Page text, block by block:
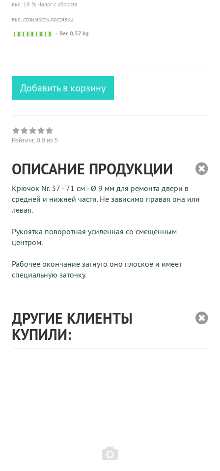
вкл. 19 % Налог с оборота
вкл. стоимость доставки
Sofort
Вес 0,57 kg
Добавить в корзину
Рейтинг: 0.0 из 5
ОПИСАНИЕ ПРОДУКЦИИ
Крючок Nr. 37 - 71 см - Ø 9 мм для ремонта двери в
средней и нижней части. Не зависимо правая она или
левая.
Рукоятка поворотная усиленная со смещённым
центром.
Рабочее окончание загнуто оно плоское и имеет
специальную заточку.
ДРУГИЕ КЛИЕНТЫ
КУПИЛИ: